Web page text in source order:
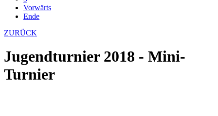
Vorwärts
Ende
ZURÜCK
Jugendturnier 2018 - Mini-
Turnier